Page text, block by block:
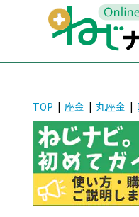
TOP | 座金 | 丸座金 |